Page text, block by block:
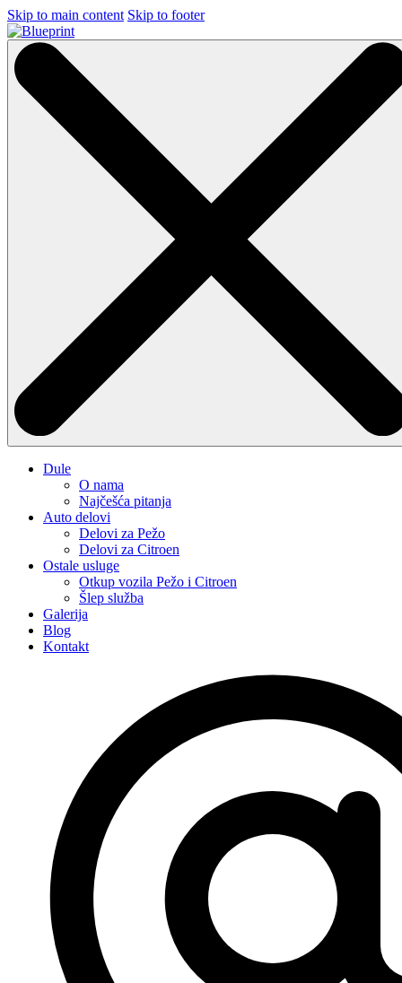
Skip to main content Skip to footer
Dule
O nama
Najčešća pitanja
Auto delovi
Delovi za Pežo
Delovi za Citroen
Ostale usluge
Otkup vozila Pežo i Citroen
Šlep služba
Galerija
Blog
Kontakt